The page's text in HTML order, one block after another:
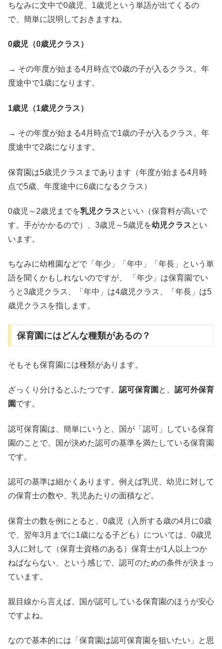
ちなみに文中で0歳児、1歳児という単語が出てくるの
で、簡単に説明しておきますね。
0歳児（0歳児クラス）
→ その年度が始まる4月時点で0歳の子が入るクラス。年
度途中で1歳になります。
1歳児（1歳児クラス）
→ その年度が始まる4月時点で1歳の子が入るクラス。年
度途中で2歳になります。
保育園は5歳児クラスまであります（年度が始まる4月時
点で5歳、年度途中に6歳になるクラス）
0歳児～2歳児までを乳児クラスといい（保育料が高いで
す。手がかかるので）、3歳児～5歳児を幼児クラスとい
います。
ちなみに幼稚園などで「年少」「年中」「年長」という単
語を聞くかもしれないのですが、 「年少」は保育園でい
うと3歳児クラス、「年中」は4歳児クラス、「年長」は5
歳児クラスを指します。
保育園にはどんな種類があるの？
そもそも保育園には種類があります。
ざっくり分けるとふたつです。 認可保育園 と、 認可外保育
園です。
認可保育園は、簡単にいうと、国が「認可」している保育
園のことで、国が決めた認可の基準を満たしている保育園
です。
認可の基準は細かくあります。例えば乳児、幼児に対して
の保育士の数や、乳児あたりの面積など。
保育士の数を例にとると、0歳児（入所する歳の4月に0歳
で、翌年3月までに1歳になる子ども）については、0歳児
3人に対して（保育士資格のある）保育士が1人以上つか
ねばならない、という感じで、認可のための条件が決まっ
ています。
親目線から言えば、国が認可している保育園のほうが安心
ですよね。
なので基本的には「保育園は認可保育園を狙いたい」と思